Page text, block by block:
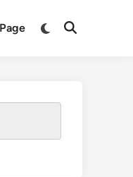
Switch
Open